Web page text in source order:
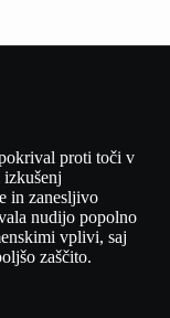
proti toči v
in zanesljivo
nudijo popolno
vplivi, saj
zaščito.